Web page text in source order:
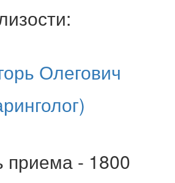
Олегович
приема - 1800